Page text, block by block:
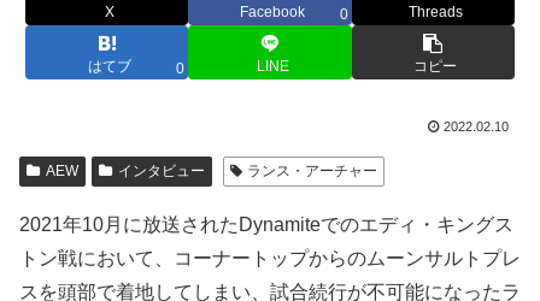
X Facebook 0 Threads
はてブ 0 LINE コピー
2022.02.10
AEW インタビュー ランス・アーチャー
2021年10月に放送されたDynamiteでのエディ・キングス
トン戦において、コーナートップからのムーンサルトプレ
スを頭部で着地してしまい、試合続行が不可能になったラ